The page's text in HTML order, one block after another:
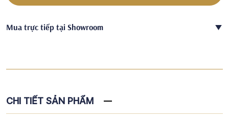
Mua trực tiếp tại Showroom
CHI TIẾT SẢN PHẨM